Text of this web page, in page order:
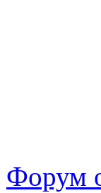
Форум